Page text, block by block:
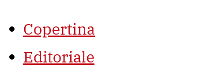
Copertina
Editoriale